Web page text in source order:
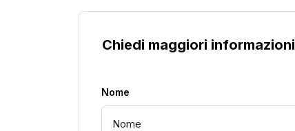
Chiedi maggiori informazioni
Nome